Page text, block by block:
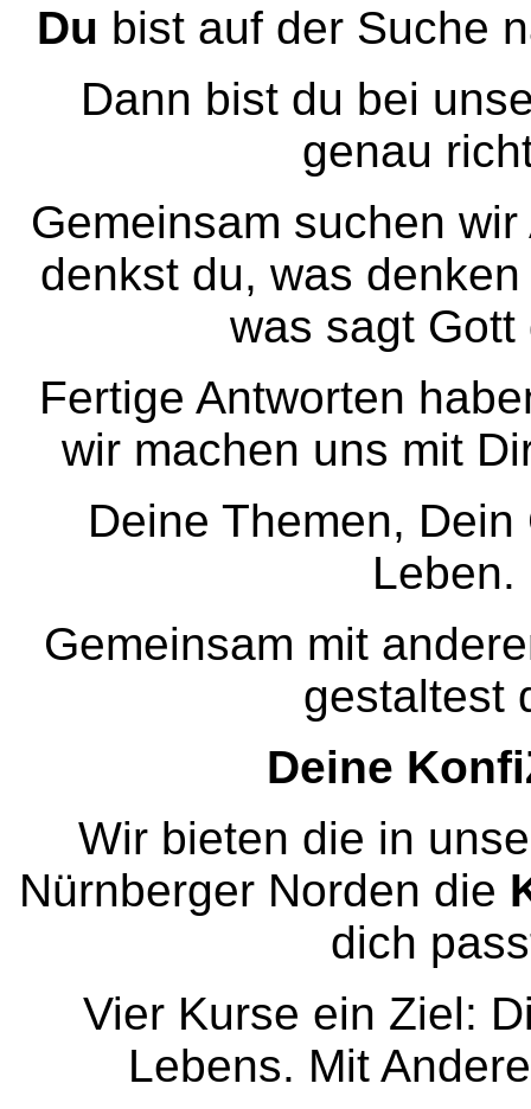
Du bist auf der Suche
Dann bist du bei
genau
Gemeinsam suchen
denkst du, was
was sagt Gott
Fertige Antworten
wir machen uns mit
Deine Themen,
Leben.
Gemeinsam mit
gestaltest
Deine
Wir bieten die in
Nürnberger Norden die
dich
Vier Kurse ein Ziel:
Lebens. Mit